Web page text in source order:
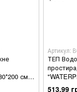
см
Артикул:
ТЕП
(бамбук),,
513.99